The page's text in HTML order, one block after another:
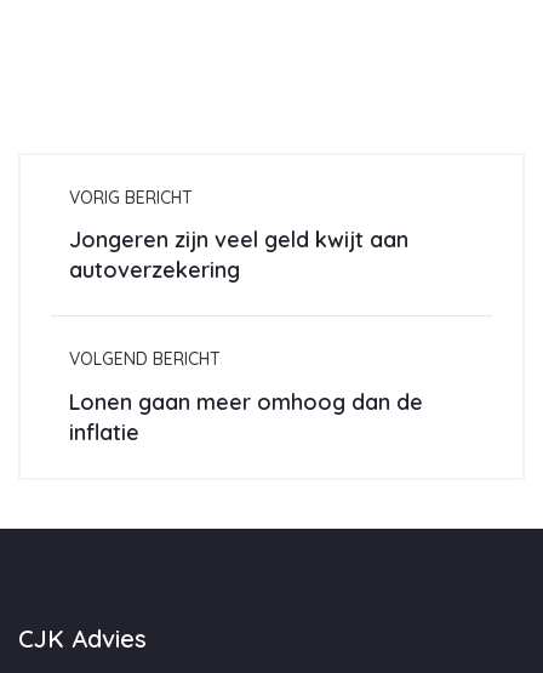
VORIG BERICHT
Jongeren zijn veel geld kwijt aan
autoverzekering
VOLGEND BERICHT
Lonen gaan meer omhoog dan de
inflatie
CJK Advies